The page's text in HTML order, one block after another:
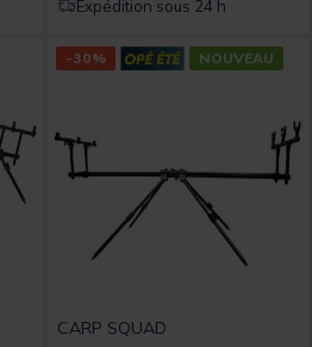
Expédition sous 24 h
-30% NOUVEAU
CARP SQUAD